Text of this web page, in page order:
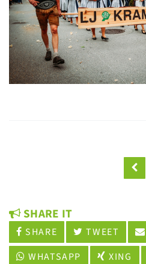
SHARE IT
SHARE TWEET
WHATSAPP
XING